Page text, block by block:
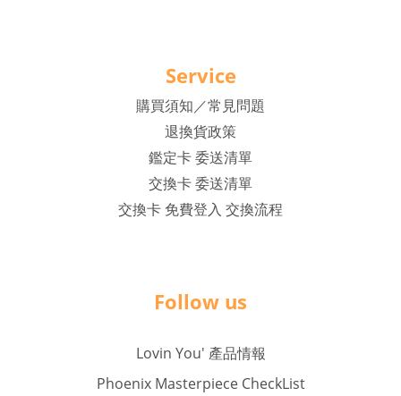
Service
購買須知／常見問題
退換貨政策
鑑定卡 委送清單
交換卡 委送清單
交換卡 免費登入 交換流程
Follow us
Lovin You' 產品情報
Phoenix Masterpiece CheckList